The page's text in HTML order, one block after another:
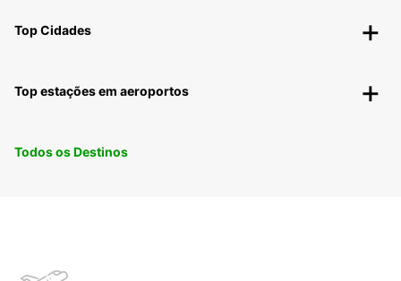
Top Cidades
Top estações em aeroportos
Todos os Destinos